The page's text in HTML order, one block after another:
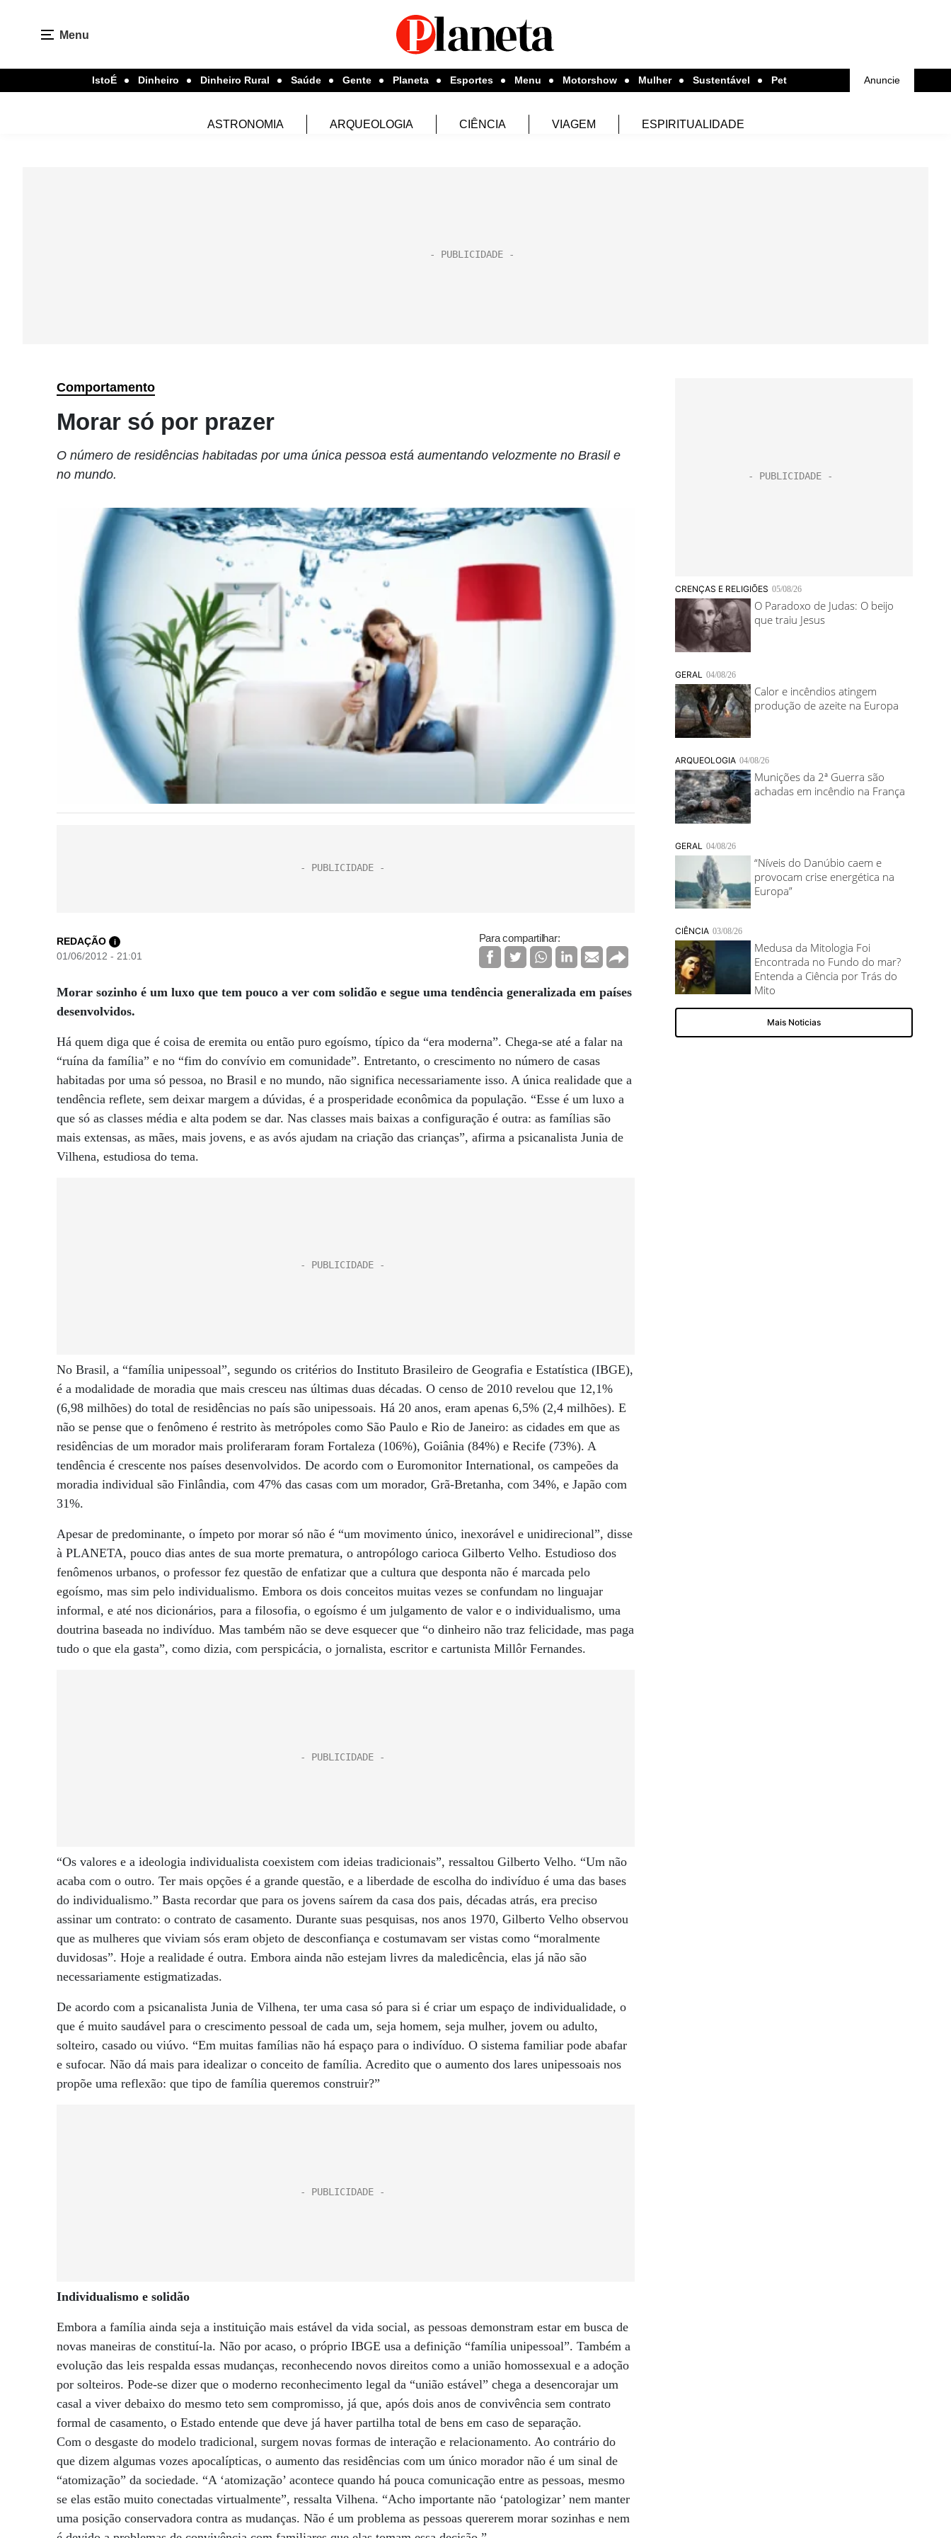
Menu
IstoÉ Dinheiro Dinheiro Rural Saúde Gente Planeta Esportes Menu Motorshow Mulher Sustentável Pet Anuncie
ASTRONOMIA ARQUEOLOGIA CIÊNCIA VIAGEM ESPIRITUALIDADE
Comportamento
Morar só por prazer
O número de residências habitadas por uma única pessoa está aumentando velozmente no Brasil e
no mundo.
REDAÇÃO i
01/06/2012 - 21:01
Para compartilhar:
Morar sozinho é um luxo que tem pouco a ver com solidão e segue uma tendência generalizada em países
desenvolvidos.
Há quem diga que é coisa de eremita ou então puro egoísmo, típico da “era moderna”. Chega-se até a falar na
“ruína da família” e no “fim do convívio em comunidade”. Entretanto, o crescimento no número de casas
habitadas por uma só pessoa, no Brasil e no mundo, não significa necessariamente isso. A única realidade que a
tendência reflete, sem deixar margem a dúvidas, é a prosperidade econômica da população. “Esse é um luxo a
que só as classes média e alta podem se dar. Nas classes mais baixas a configuração é outra: as famílias são
mais extensas, as mães, mais jovens, e as avós ajudam na criação das crianças”, afirma a psicanalista Junia de
Vilhena, estudiosa do tema.
No Brasil, a “família unipessoal”, segundo os critérios do Instituto Brasileiro de Geografia e Estatística (IBGE),
é a modalidade de moradia que mais cresceu nas últimas duas décadas. O censo de 2010 revelou que 12,1%
(6,98 milhões) do total de residências no país são unipessoais. Há 20 anos, eram apenas 6,5% (2,4 milhões). E
não se pense que o fenômeno é restrito às metrópoles como São Paulo e Rio de Janeiro: as cidades em que as
residências de um morador mais proliferaram foram Fortaleza (106%), Goiânia (84%) e Recife (73%). A
tendência é crescente nos países desenvolvidos. De acordo com o Euromonitor International, os campeões da
moradia individual são Finlândia, com 47% das casas com um morador, Grã-Bretanha, com 34%, e Japão com
31%.
Apesar de predominante, o ímpeto por morar só não é “um movimento único, inexorável e unidirecional”, disse
à PLANETA, pouco dias antes de sua morte prematura, o antropólogo carioca Gilberto Velho. Estudioso dos
fenômenos urbanos, o professor fez questão de enfatizar que a cultura que desponta não é marcada pelo
egoísmo, mas sim pelo individualismo. Embora os dois conceitos muitas vezes se confundam no linguajar
informal, e até nos dicionários, para a filosofia, o egoísmo é um julgamento de valor e o individualismo, uma
doutrina baseada no indivíduo. Mas também não se deve esquecer que “o dinheiro não traz felicidade, mas paga
tudo o que ela gasta”, como dizia, com perspicácia, o jornalista, escritor e cartunista Millôr Fernandes.
“Os valores e a ideologia individualista coexistem com ideias tradicionais”, ressaltou Gilberto Velho. “Um não
acaba com o outro. Ter mais opções é a grande questão, e a liberdade de escolha do indivíduo é uma das bases
do individualismo.” Basta recordar que para os jovens saírem da casa dos pais, décadas atrás, era preciso
assinar um contrato: o contrato de casamento. Durante suas pesquisas, nos anos 1970, Gilberto Velho observou
que as mulheres que viviam sós eram objeto de desconfiança e costumavam ser vistas como “moralmente
duvidosas”. Hoje a realidade é outra. Embora ainda não estejam livres da maledicência, elas já não são
necessariamente estigmatizadas.
De acordo com a psicanalista Junia de Vilhena, ter uma casa só para si é criar um espaço de individualidade, o
que é muito saudável para o crescimento pessoal de cada um, seja homem, seja mulher, jovem ou adulto,
solteiro, casado ou viúvo. “Em muitas famílias não há espaço para o indivíduo. O sistema familiar pode abafar
e sufocar. Não dá mais para idealizar o conceito de família. Acredito que o aumento dos lares unipessoais nos
propõe uma reflexão: que tipo de família queremos construir?”
Individualismo e solidão
Embora a família ainda seja a instituição mais estável da vida social, as pessoas demonstram estar em busca de
novas maneiras de constituí-la. Não por acaso, o próprio IBGE usa a definição “família unipessoal”. Também a
evolução das leis respalda essas mudanças, reconhecendo novos direitos como a união homossexual e a adoção
por solteiros. Pode-se dizer que o moderno reconhecimento legal da “união estável” chega a desencorajar um
casal a viver debaixo do mesmo teto sem compromisso, já que, após dois anos de convivência sem contrato
formal de casamento, o Estado entende que deve já haver partilha total de bens em caso de separação.
Com o desgaste do modelo tradicional, surgem novas formas de interação e relacionamento. Ao contrário do
que dizem algumas vozes apocalípticas, o aumento das residências com um único morador não é um sinal de
“atomização” da sociedade. “A ‘atomização’ acontece quando há pouca comunicação entre as pessoas, mesmo
se elas estão muito conectadas virtualmente”, ressalta Vilhena. “Acho importante não ‘patologizar’ nem manter
uma posição conservadora contra as mudanças. Não é um problema as pessoas quererem morar sozinhas e nem